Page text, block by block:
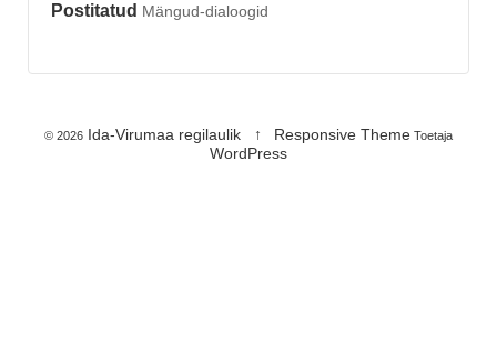
Postitatud Mängud-dialoogid
© 2026Ida-Virumaa regilaulik ↑ Responsive Theme Toetaja
WordPress